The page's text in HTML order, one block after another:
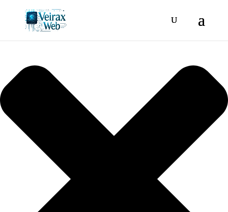
Gestionar consentimiento